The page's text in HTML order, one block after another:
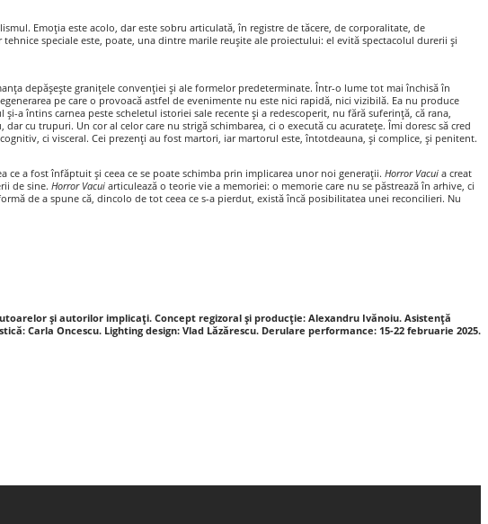
Emoția este acolo, dar este sobru articulată, în registre de tăcere, de corporalitate, de
speciale este, poate, una dintre marile reușite ale proiectului: el evită spectacolul durerii și
depășește granițele convenției și ale formelor predeterminate. Într-o lume tot mai închisă în
pe care o provoacă astfel de evenimente nu este nici rapidă, nici vizibilă. Ea nu produce
întins carnea peste scheletul istoriei sale recente și a redescoperit, nu fără suferință, că rana,
cu trupuri. Un cor al celor care nu strigă schimbarea, ci o execută cu acuratețe. Îmi doresc să cred
ci visceral. Cei prezenți au fost martori, iar martorul este, întotdeauna, și complice, și penitent.
a fost înfăptuit și ceea ce se poate schimba prin implicarea unor noi generații. Horror Vacui a creat
de sine. Horror Vacui articulează o teorie vie a memoriei: o memorie care nu se păstrează în arhive, ci
de a spune că, dincolo de tot ceea ce s-a pierdut, există încă posibilitatea unei reconcilieri. Nu
și autorilor implicați. Concept regizoral și producție: Alexandru Ivănoiu. Asistență
Carla Oncescu. Lighting design: Vlad Lăzărescu. Derulare performance: 15-22 februarie 2025.